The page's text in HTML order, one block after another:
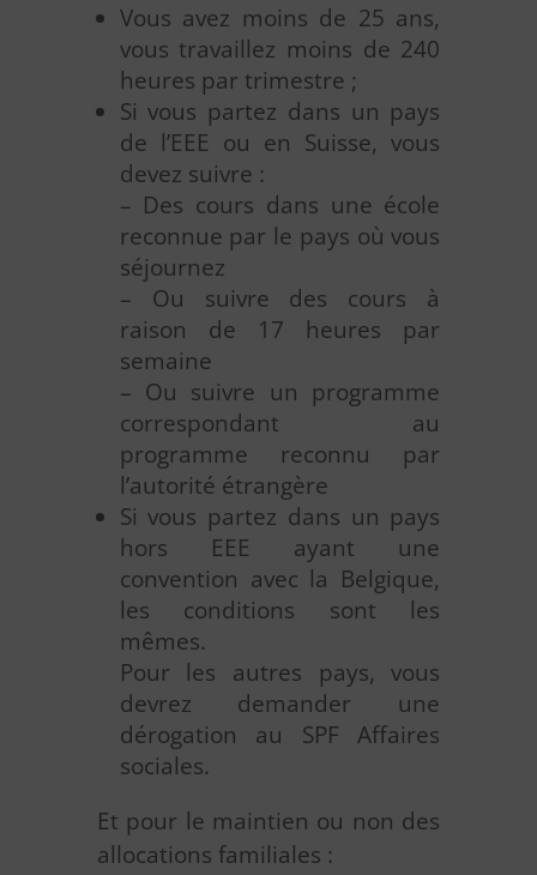
Vous avez moins de 25 ans,
vous travaillez moins de 240
heures par trimestre ;
Si vous partez dans un pays
de l’EEE ou en Suisse, vous
devez suivre :
– Des cours dans une école
reconnue par le pays où vous
séjournez
– Ou suivre des cours à
raison de 17 heures par
semaine
– Ou suivre un programme
correspondant au
programme reconnu par
l’autorité étrangère
Si vous partez dans un pays
hors EEE ayant une
convention avec la Belgique,
les conditions sont les
mêmes.
Pour les autres pays, vous
devrez demander une
dérogation au SPF Affaires
sociales.
Et pour le maintien ou non des
allocations familiales :